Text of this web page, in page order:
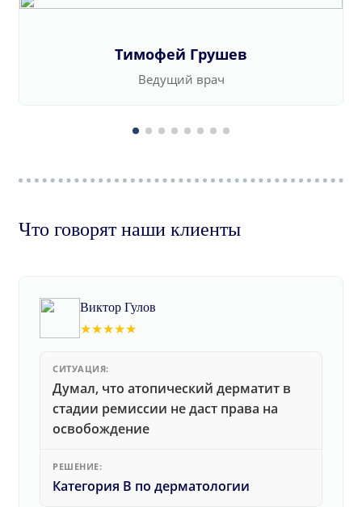
Тимофей Грушев
Ведущий врач
Что говорят наши клиенты
Виктор Гулов
★★★★★
СИТУАЦИЯ:
Думал, что атопический дерматит в
стадии ремиссии не даст права на
освобождение
РЕШЕНИЕ:
Категория В по дерматологии